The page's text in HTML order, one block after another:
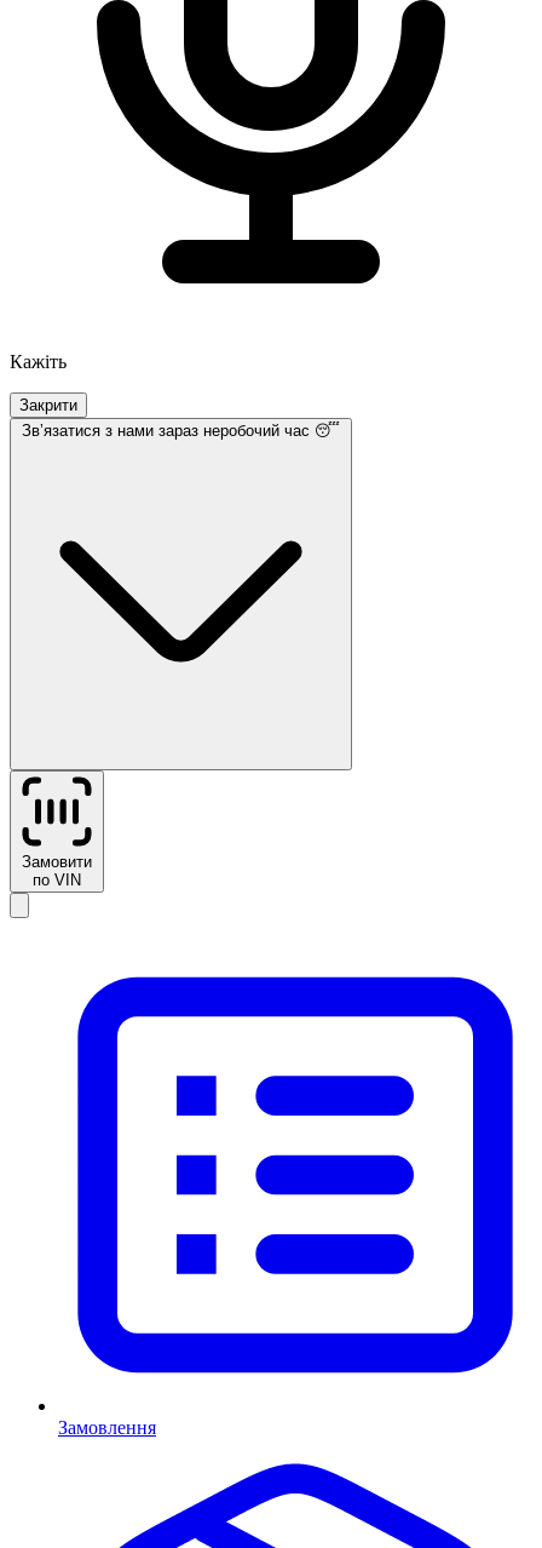
Кажіть
Закрити
Звʼязатися з нами зараз неробочий час 😴
Замовити
по VIN
Замовлення